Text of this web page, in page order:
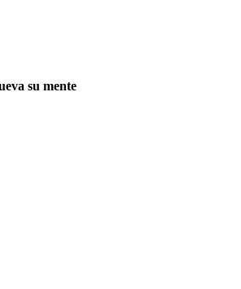
su mente